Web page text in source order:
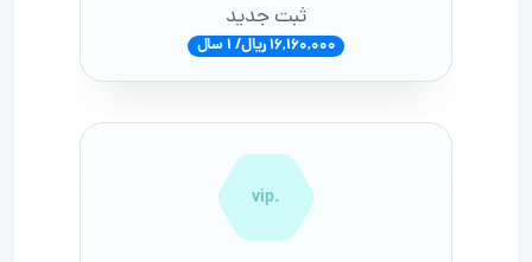
ثبت جدید
16,160,000 ریال/ 1 سال
.vip